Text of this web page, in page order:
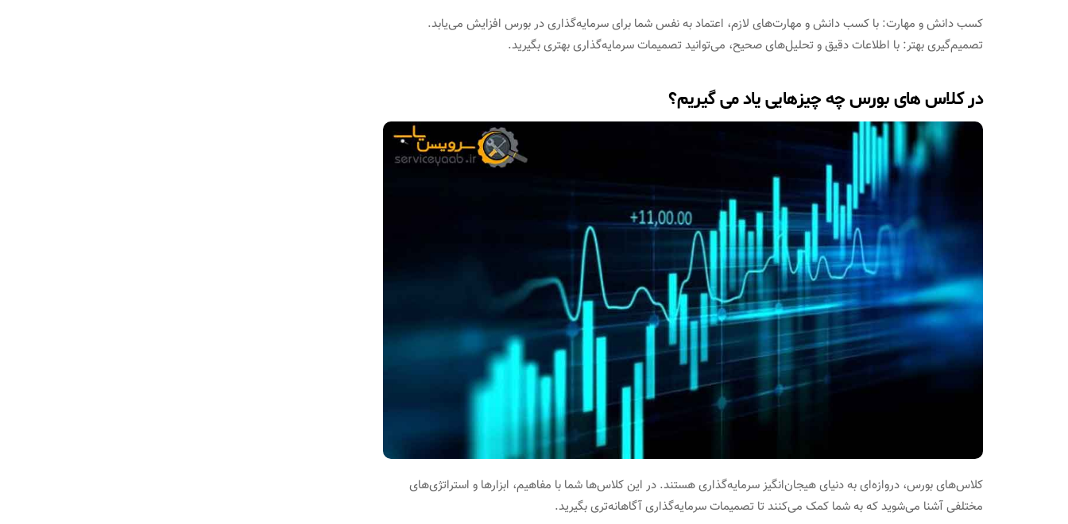
کسب دانش و مهارت: با کسب دانش و مهارت‌های لازم، اعتماد به نفس شما برای سرمایه‌گذاری در بورس افزایش می‌یابد.
تصمیم‌گیری بهتر: با اطلاعات دقیق و تحلیل‌های صحیح، می‌توانید تصمیمات سرمایه‌گذاری بهتری بگیرید.
در کلاس های بورس چه چیزهایی یاد می گیریم؟
کلاس‌های بورس، دروازه‌ای به دنیای هیجان‌انگیز سرمایه‌گذاری هستند. در این کلاس‌ها شما با مفاهیم، ابزارها و استراتژی‌های
مختلفی آشنا می‌شوید که به شما کمک می‌کنند تا تصمیمات سرمایه‌گذاری آگاهانه‌تری بگیرید.